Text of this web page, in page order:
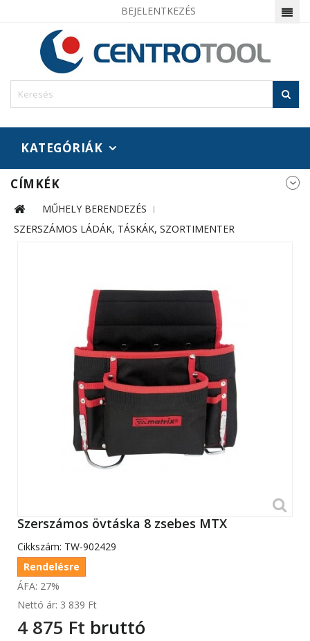
BEJELENTKEZÉS
KATEGÓRIÁK
CÍMKÉK
MŰHELY BERENDEZÉS
SZERSZÁMOS LÁDÁK, TÁSKÁK, SZORTIMENTER
Szerszámos övtáska 8 zsebes MTX
Cikkszám: TW-902429
Rendelésre
ÁFA: 27%
Nettó ár: 3 839 Ft‎
4 875 Ft‎ bruttó